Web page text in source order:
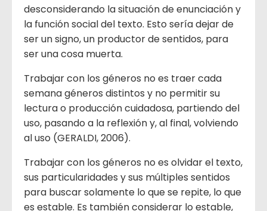
desconsiderando la situación de enunciación y
la función social del texto. Esto sería dejar de
ser un signo, un productor de sentidos, para
ser una cosa muerta.
Trabajar con los géneros no es traer cada
semana géneros distintos y no permitir su
lectura o producción cuidadosa, partiendo del
uso, pasando a la reflexión y, al final, volviendo
al uso (GERALDI, 2006).
Trabajar con los géneros no es olvidar el texto,
sus particularidades y sus múltiples sentidos
para buscar solamente lo que se repite, lo que
es estable. Es también considerar lo estable,